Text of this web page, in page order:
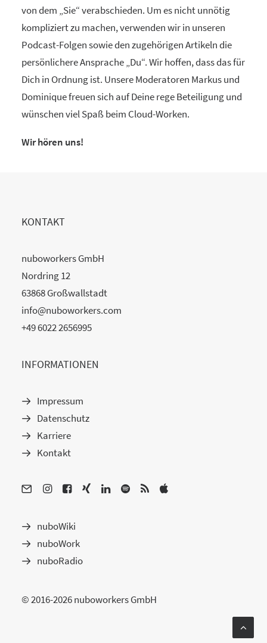
von dem „Sie“ verabschieden. Um es nicht unnötig
kompliziert zu machen, verwenden wir in unseren
Podcast-Folgen sowie den zugehörigen Artikeln die
persönlichere Ansprache „Du“. Wir hoffen, dass das für
Dich in Ordnung ist. Unsere Moderatoren Markus und
Dominique freuen sich auf Deine rege Beteiligung und
wünschen viel Spaß beim Cloud-Worken.
Wir hören uns!
KONTAKT
nuboworkers GmbH
Nordring 12
63868 Großwallstadt
info@nuboworkers.com
+49 6022 2656995
INFORMATIONEN
Impressum
Datenschutz
Karriere
Kontakt
nuboWiki
nuboWork
nuboRadio
© 2016-2026 nuboworkers GmbH